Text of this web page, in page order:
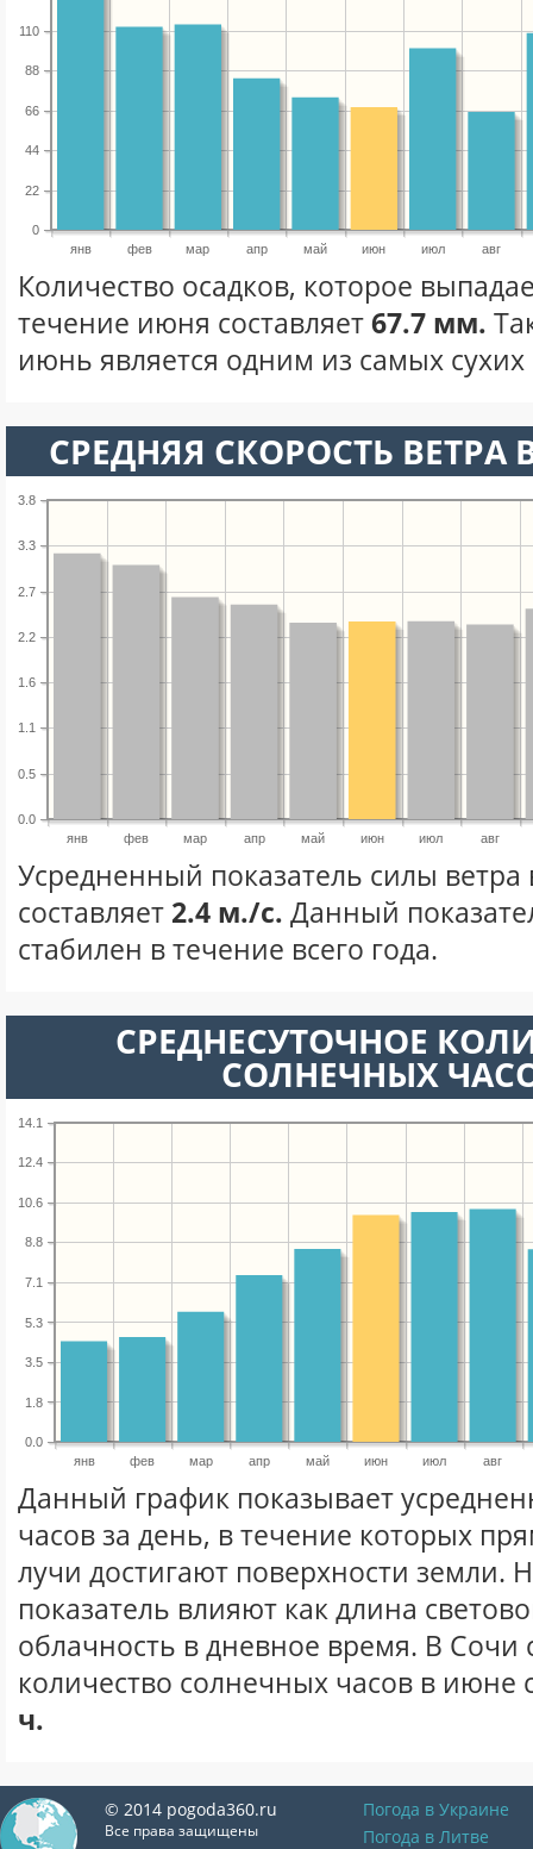
янв фев мар апр май июн июл авг
0
22
44
66
88
110
Количество осадков, которое
течение июня составляет67.7 мм.
июнь является одним из самых сухих
СРЕДНЯЯ СКОРОСТЬ
янв фев мар апр май июн июл авг
0.0
0.5
1.1
1.6
2.2
2.7
3.3
3.8
Усредненный показатель силы
составляет 2.4 м./с. Данный
стабилен в течение всего года.
СРЕДНЕСУТОЧНОЕ
СОЛНЕЧНЫХ
янв фев мар апр май июн июл авг
0.0
1.8
3.5
5.3
7.1
8.8
10.6
12.4
14.1
Данный график показывает
часов за день, в течение которых
лучи достигают поверхности земли.
показатель влияют как длина
облачность в дневное время. В Сочи
количество солнечных часов в июне
ч.
© 2014 pogoda360.ru
Все права защищены
Погода в Украине
Погода в Литве